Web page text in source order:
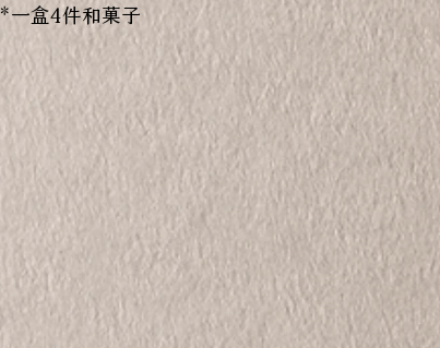
*一盒4件和菓子